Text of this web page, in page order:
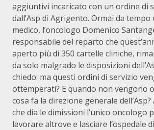
aggiuntivi incaricato con un ordine di
dall’Asp di Agrigento. Ormai da tempo
medico, l’oncologo Domenico
responsabile del reparto che
aperto più di 350 cartelle cliniche,
da solo malgrado le disposizioni
chiedo: ma questi ordini di servizio
ottemperati? E quando non vengono
cosa fa la direzione generale
che dia le dimissioni l’unico oncologo
lavorare altrove e lasciare l’ospedale